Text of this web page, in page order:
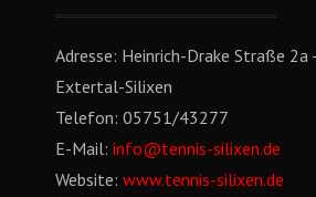
Adresse: Heinrich-Drake Straße 2a
Extertal-Silixen
Telefon: 05751/43277
E-Mail: info@tennis-silixen.de
Website: www.tennis-silixen.de